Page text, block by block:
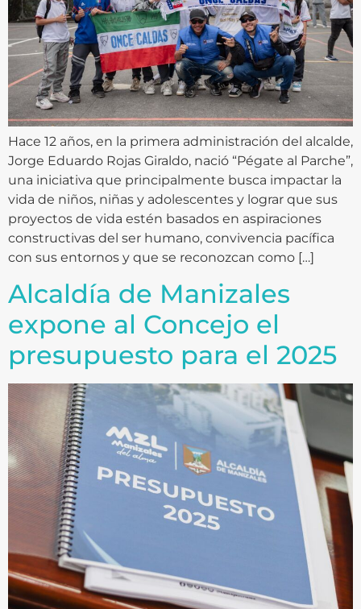
Hace 12 años, en la primera administración del alcalde,
Jorge Eduardo Rojas Giraldo, nació “Pégate al Parche”,
una iniciativa que principalmente busca impactar la
vida de niños, niñas y adolescentes y lograr que sus
proyectos de vida estén basados en aspiraciones
constructivas del ser humano, convivencia pacífica
con sus entornos y que se reconozcan como […]
Alcaldía de Manizales
expone al Concejo el
presupuesto para el 2025